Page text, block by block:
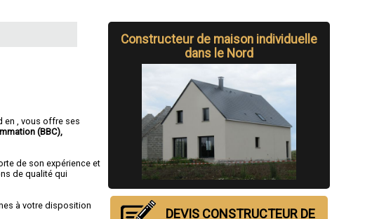
en , vous offre ses
(BBC),
de son expérience et
de qualité qui
à votre disposition
Constructeur de maison individuelle
dans le Nord
DEVIS CONSTRUCTEUR DE